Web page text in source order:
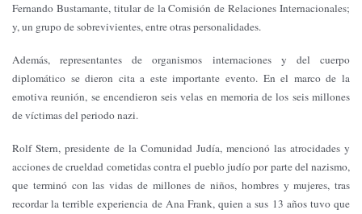
Fernando Bustamante, titular de la Comisión de Relaciones Internacionales;
y, un grupo de sobrevivientes, entre otras personalidades.
Además, representantes de organismos internaciones y del cuerpo
diplomático se dieron cita a este importante evento. En el marco de la
emotiva reunión, se encendieron seis velas en memoria de los seis millones
de víctimas del periodo nazi.
Rolf Stern, presidente de la Comunidad Judía, mencionó las atrocidades y
acciones de crueldad cometidas contra el pueblo judío por parte del nazismo,
que terminó con las vidas de millones de niños, hombres y mujeres, tras
recordar la terrible experiencia de Ana Frank, quien a sus 13 años tuvo que